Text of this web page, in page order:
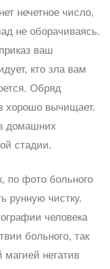
нечетное число,
не оборачиваясь.
ваш
кто зла вам
Обряд
хорошо вычищает.
домашних
стадии.
по фото больного
рунную чистку.
человека
больного, так
магией негатив